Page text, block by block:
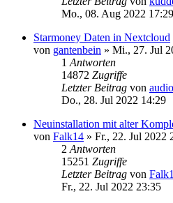
Mo., 08. Aug 2022 17:29
Starmoney Daten in Nextcloud
von gantenbein » Mi., 27. Jul
1 Antworten
14872 Zugriffe
Letzter Beitrag von
Do., 28. Jul 2022 14:29
Neuinstallation mit alter
von Falk14 » Fr., 22. Jul 2022
2 Antworten
15251 Zugriffe
Letzter Beitrag von
Fr., 22. Jul 2022 23:35